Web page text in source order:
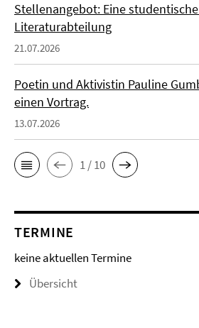
Stellenangebot: Eine
Literaturabteilung
21.07.2026
Poetin und Aktivistin Pauline
einen Vortrag.
13.07.2026
1 / 10
TERMINE
keine aktuellen Termine
Übersicht